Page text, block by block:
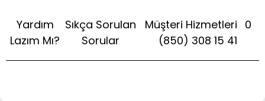
Yardım
Lazım Mı?
Sıkça Sorulan
Sorular
Müşteri Hizmetleri 0
(850) 308 15 41